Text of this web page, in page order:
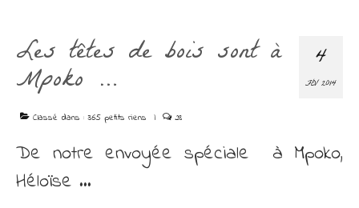
La Bastidane
La Boutique
Archives
Découvrir
Contact
4
FÉV 2014
Les têtes de bois sont à
Mpoko …
Classé dans : 365 petits riens | 28
De notre envoyée spéciale à Mpoko,
Héloïse …